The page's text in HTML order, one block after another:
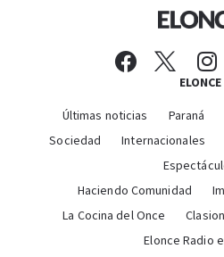
ELONCE
Últimas noticias Paraná
Sociedad
Internacionales
Haciendo Comunidad
La Cocina del Once
Elonce Radio